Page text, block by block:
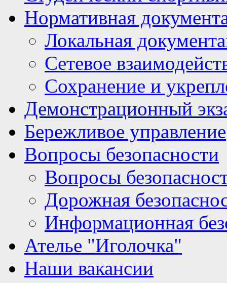
Нормативная
Локальная
Сетевое
Сохранение и
Демонстрационный
Бережливое управление
Вопросы безопасности
Вопросы
Дорожная
Информационная
Ателье "Иголочка"
Наши вакансии